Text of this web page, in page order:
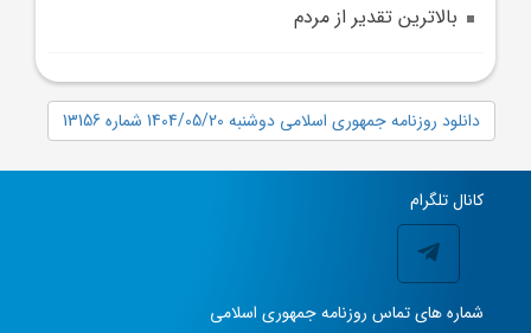
بالاترين تقدير از مردم
دانلود روزنامه جمهوری اسلامی دوشنبه 1404/05/20 شماره 13156
کانال تلگرام
شماره های تماس روزنامه جمهوری اسلامی